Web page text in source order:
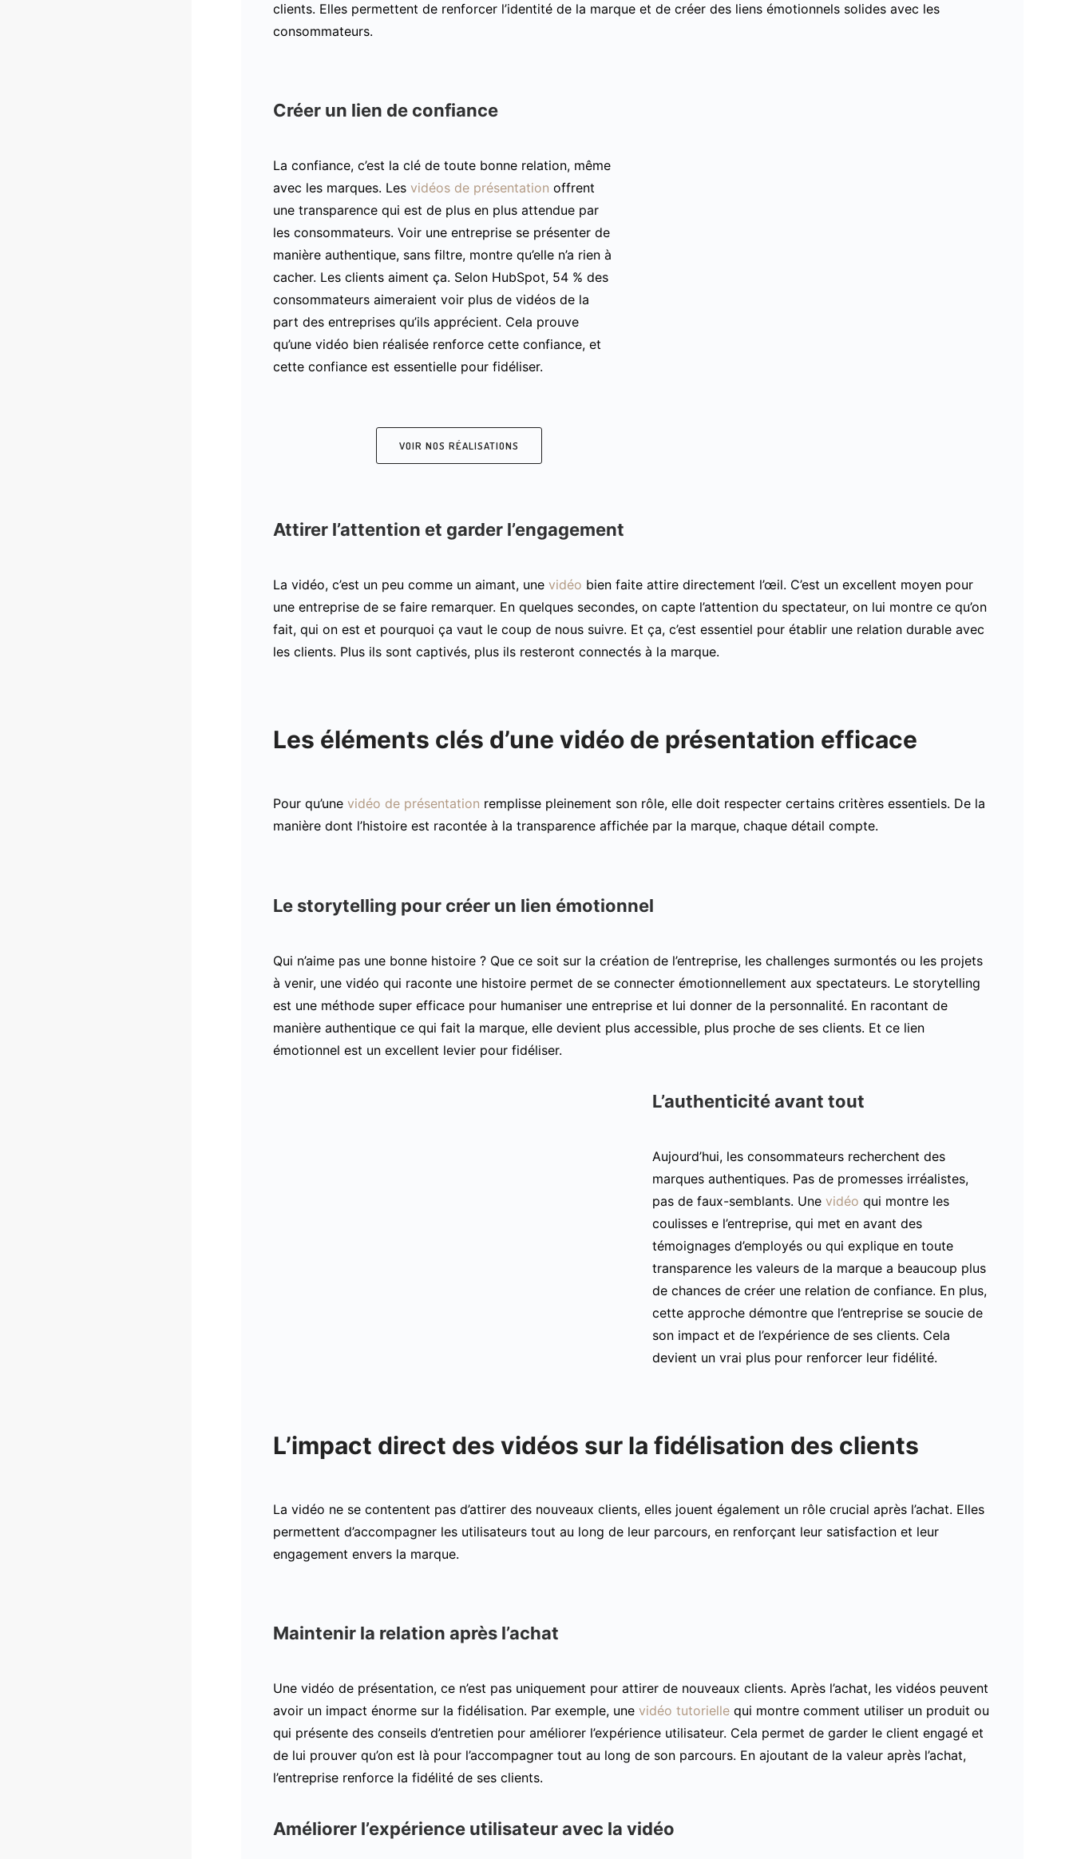
clients. Elles permettent de renforcer l’identité de la marque et de créer des liens émotionnels solides avec les
consommateurs.
Créer un lien de confiance
La confiance, c’est la clé de toute bonne relation, même
avec les marques. Les vidéos de présentation offrent
une transparence qui est de plus en plus attendue par
les consommateurs. Voir une entreprise se présenter de
manière authentique, sans filtre, montre qu’elle n’a rien à
cacher. Les clients aiment ça. Selon HubSpot, 54 % des
consommateurs aimeraient voir plus de vidéos de la
part des entreprises qu’ils apprécient. Cela prouve
qu’une vidéo bien réalisée renforce cette confiance, et
cette confiance est essentielle pour fidéliser.
VOIR NOS RÉALISATIONS
Attirer l’attention et garder l’engagement
La vidéo, c’est un peu comme un aimant, une vidéo bien faite attire directement l’œil. C’est un excellent moyen pour
une entreprise de se faire remarquer. En quelques secondes, on capte l’attention du spectateur, on lui montre ce qu’on
fait, qui on est et pourquoi ça vaut le coup de nous suivre. Et ça, c’est essentiel pour établir une relation durable avec
les clients. Plus ils sont captivés, plus ils resteront connectés à la marque.
Les éléments clés d’une vidéo de présentation efficace
Pour qu’une vidéo de présentation remplisse pleinement son rôle, elle doit respecter certains critères essentiels. De la
manière dont l’histoire est racontée à la transparence affichée par la marque, chaque détail compte.
Le storytelling pour créer un lien émotionnel
Qui n’aime pas une bonne histoire ? Que ce soit sur la création de l’entreprise, les challenges surmontés ou les projets
à venir, une vidéo qui raconte une histoire permet de se connecter émotionnellement aux spectateurs. Le storytelling
est une méthode super efficace pour humaniser une entreprise et lui donner de la personnalité. En racontant de
manière authentique ce qui fait la marque, elle devient plus accessible, plus proche de ses clients. Et ce lien
émotionnel est un excellent levier pour fidéliser.
L’authenticité avant tout
Aujourd’hui, les consommateurs recherchent des
marques authentiques. Pas de promesses irréalistes,
pas de faux-semblants. Une vidéo qui montre les
coulisses e l’entreprise, qui met en avant des
témoignages d’employés ou qui explique en toute
transparence les valeurs de la marque a beaucoup plus
de chances de créer une relation de confiance. En plus,
cette approche démontre que l’entreprise se soucie de
son impact et de l’expérience de ses clients. Cela
devient un vrai plus pour renforcer leur fidélité.
L’impact direct des vidéos sur la fidélisation des clients
La vidéo ne se contentent pas d’attirer des nouveaux clients, elles jouent également un rôle crucial après l’achat. Elles
permettent d’accompagner les utilisateurs tout au long de leur parcours, en renforçant leur satisfaction et leur
engagement envers la marque.
Maintenir la relation après l’achat
Une vidéo de présentation, ce n’est pas uniquement pour attirer de nouveaux clients. Après l’achat, les vidéos peuvent
avoir un impact énorme sur la fidélisation. Par exemple, une vidéo tutorielle qui montre comment utiliser un produit ou
qui présente des conseils d’entretien pour améliorer l’expérience utilisateur. Cela permet de garder le client engagé et
de lui prouver qu’on est là pour l’accompagner tout au long de son parcours. En ajoutant de la valeur après l’achat,
l’entreprise renforce la fidélité de ses clients.
Améliorer l’expérience utilisateur avec la vidéo